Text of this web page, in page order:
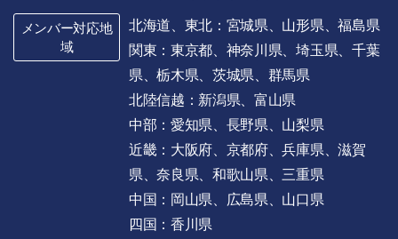
メンバー対応地
域
北海道、東北：宮城県、山形県、福島県
関東：東京都、神奈川県、埼玉県、千葉
県、栃木県、茨城県、群馬県
北陸信越：新潟県、富山県
中部：愛知県、長野県、山梨県
近畿：大阪府、京都府、兵庫県、滋賀
県、奈良県、和歌山県、三重県
中国：岡山県、広島県、山口県
四国：香川県